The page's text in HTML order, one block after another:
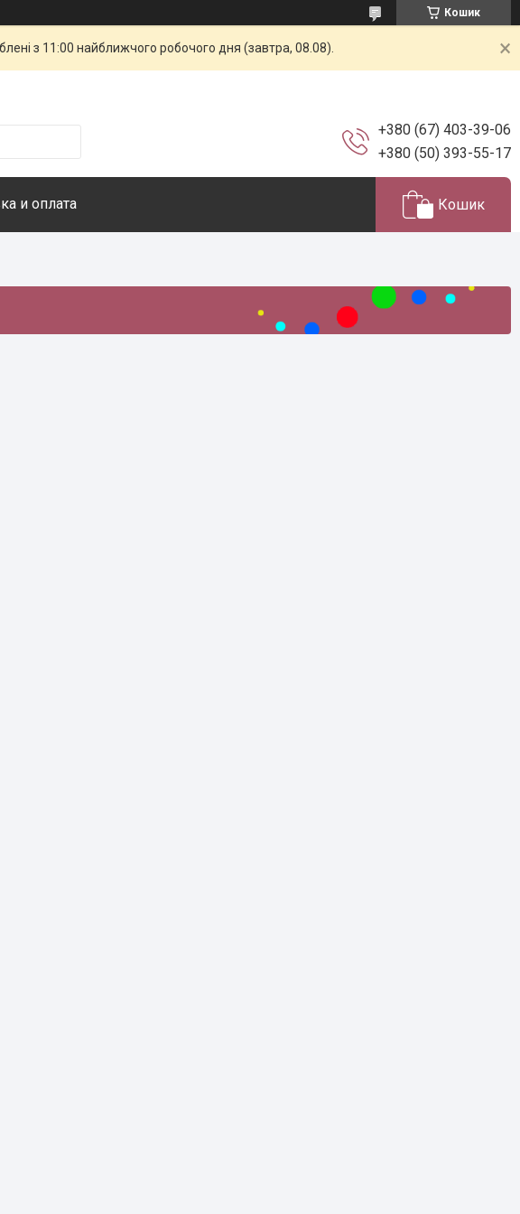
Кошик
з 11:00 найближчого робочого дня (завтра, 08.08).
+380 (67) 403-39-06
+380 (50) 393-55-17
и оплата Кошик